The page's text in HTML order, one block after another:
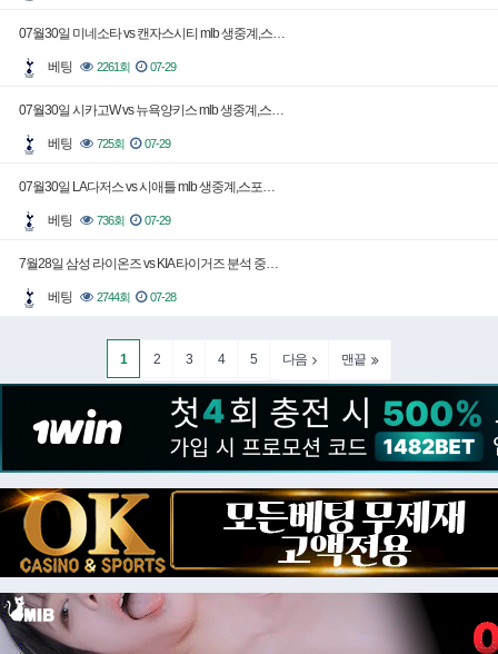
07월30일 미네소타 vs 캔자스시티 mlb 생중계,스…
베팅 2261회 07-29
07월30일 시카고W vs 뉴욕양키스 mlb 생중계,스…
베팅 725회 07-29
07월30일 LA다저스 vs 시애틀 mlb 생중계,스포…
베팅 736회 07-29
7월28일 삼성 라이온즈 vs KIA 타이거즈 분석 중…
베팅 2744회 07-28
1 2 3 4 5 다음 맨끝